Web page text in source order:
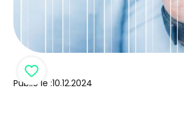
Publié le :10.12.2024